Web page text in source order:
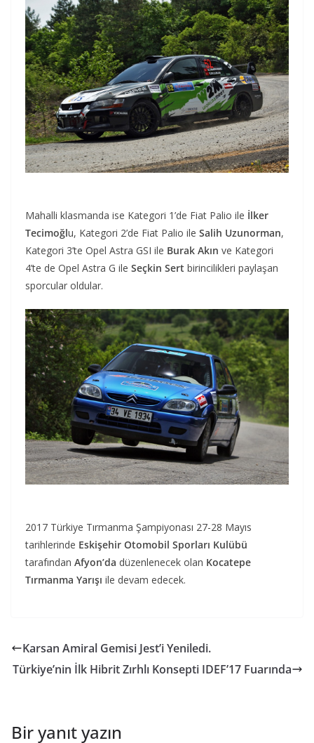
Mahalli klasmanda ise Kategori 1’de Fiat Palio ile İlker
Tecimoğlu, Kategori 2’de Fiat Palio ile Salih Uzunorman,
Kategori 3’te Opel Astra GSI ile Burak Akın ve Kategori
4’te de Opel Astra G ile Seçkin Sert birincilikleri paylaşan
sporcular oldular.
2017 Türkiye Tırmanma Şampiyonası 27-28 Mayıs
tarihlerinde Eskişehir Otomobil Sporları Kulübü
tarafından Afyon’da düzenlenecek olan Kocatepe
Tırmanma Yarışı ile devam edecek.
Karsan Amiral Gemisi Jest’i Yeniledi.
Türkiye’nin İlk Hibrit Zırhlı Konsepti IDEF’17 Fuarında
Bir yanıt yazın